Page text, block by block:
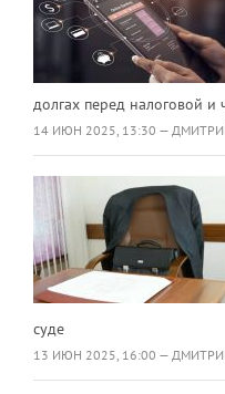
долгах перед налоговой и
14 ИЮН 2025, 13:30 —
суде
13 ИЮН 2025, 16:00 —